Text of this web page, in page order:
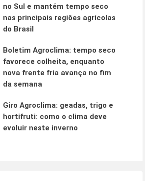
no Sul e mantém tempo seco
nas principais regiões agrícolas
do Brasil
Boletim Agroclima: tempo seco
favorece colheita, enquanto
nova frente fria avança no fim
da semana
Giro Agroclima: geadas, trigo e
hortifruti: como o clima deve
evoluir neste inverno